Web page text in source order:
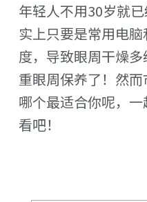
年轻人不用30岁就
实上只要是常用电
度，导致眼周干燥
重眼周保养了！然
哪个最适合你呢，
看吧！